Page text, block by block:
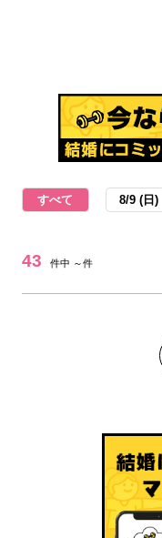
すべて 8/9 (日)
43 件中 ～件